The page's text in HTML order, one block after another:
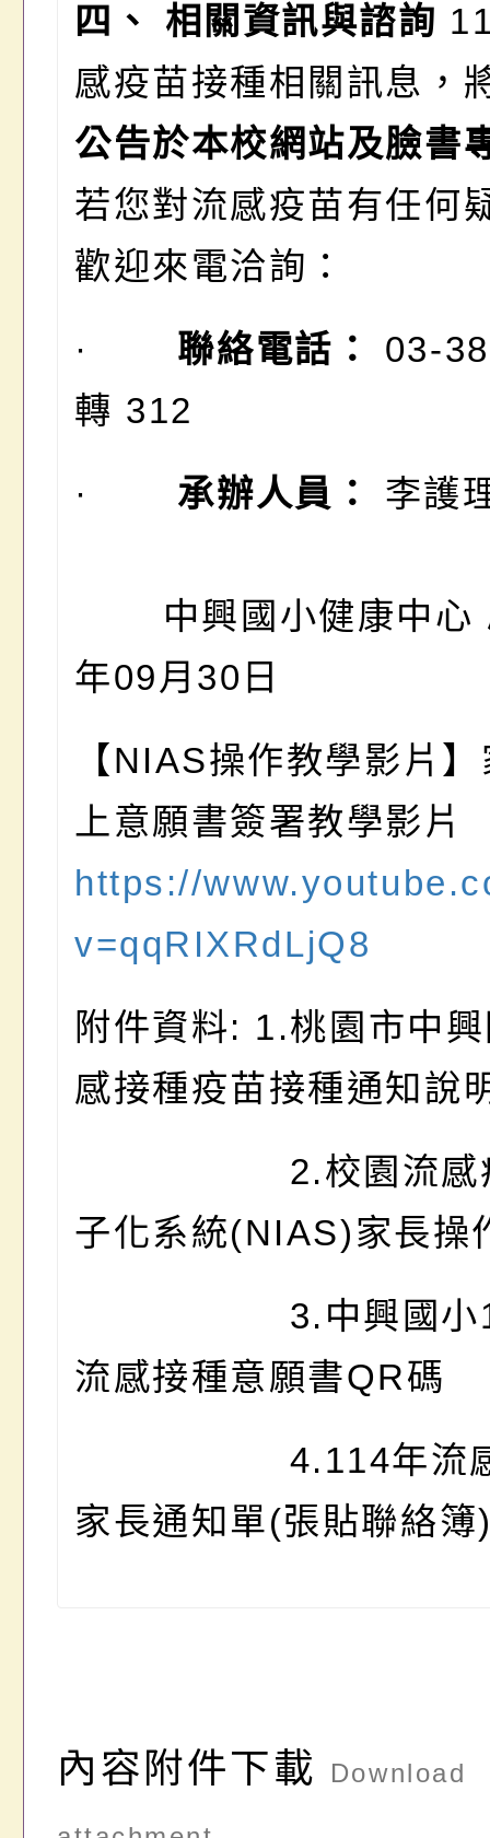
四、 相關資訊與諮詢
感疫苗接種相關訊息，
公告於本校網站及臉書
若您對流感疫苗有任何
歡迎來電洽詢：
· 聯絡電話：
03-
轉 312
· 承辦人員： 李
中興國小健康中心
年09月30日
【 NIAS操作教學影片
上意願書簽署教學影片
https://
v=qqRIXRdLjQ8
附件資料: 1.桃園市中
感接種疫苗接種通知說
2.校園流感
子化系統(NIAS)家長操
3.中興國小
流感接種意願書QR碼
4.114年流感
家長通知單(張貼聯絡簿
內容附件下載 Download